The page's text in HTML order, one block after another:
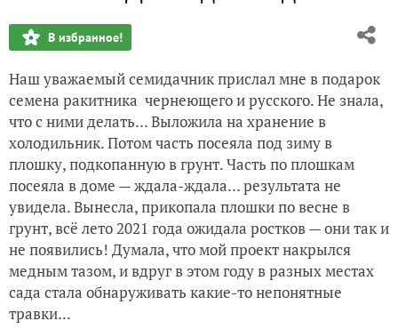
"Не шалю, никого не трогаю, примус починяю"
Благодарность Верочке за новый сорт ириса бородатого
Зверушка в ракушке - кто это?
Травянистый гибискус розовый, размер XXL
В избранное!
Наш уважаемый семидачник прислал мне в подарок
семена ракитника чернеющего и русского. Не знала,
что с ними делать… Выложила на хранение в
холодильник. Потом часть посеяла под зиму в
плошку, подкопанную в грунт. Часть по плошкам
посеяла в доме — ждала-ждала… результата не
увидела. Вынесла, прикопала плошки по весне в
грунт, всё лето 2021 года ожидала ростков — они так и
не появились! Думала, что мой проект накрылся
медным тазом, и вдруг в этом году в разных местах
сада стала обнаруживать какие-то непонятные
травки...